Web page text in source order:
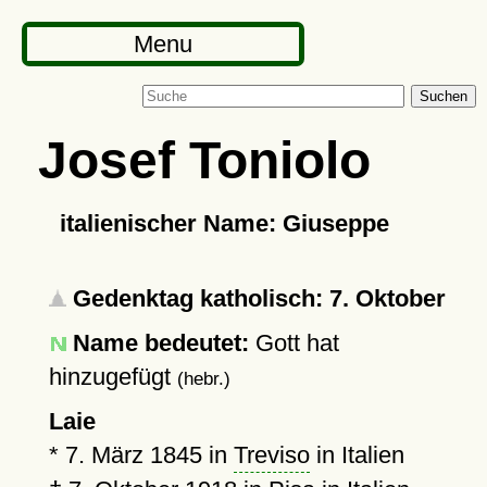
Menu
Suchen
Josef Toniolo
italienischer Name: Giuseppe
Gedenktag katholisch: 7. Oktober
Name bedeutet: Gott hat
hinzugefügt (hebr.)
Laie
* 7. März 1845in Trevisoin Italien